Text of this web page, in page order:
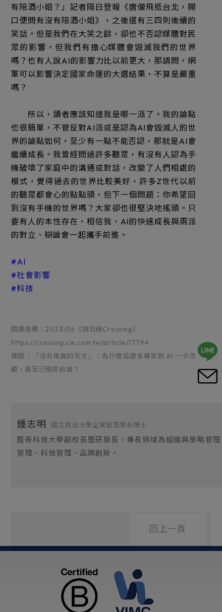
有陪酒小姐？」記者隔日登報《唐僧飛抵台北，開
口便問有沒有陪酒小姐》，之後還有三四則後續的
笑話。但是我們在大笑之餘，卻也不否認媒體對民
眾的影響，但我們有擔心媒體會毀滅我們的世界
嗎？也有人說AI的影響力比以前更大，那請問，網
軍可以影響決定國家命運的大選結果，不算是嚴重
嗎？
所以，讀者應該知道我是哪一派了。我的論點
也很簡單，不管反對AI派或是認為AI會毀滅人的世
界的論點如何，至少有一點不能否認，那就是AI會
繼續成長。我曾經問過許多聽眾，有沒有人認為手
機破壞了家庭中的溝通或對話，改變了人們相處的
模式，覺得過去的世界比較美好，許多Z世代以前
的聽眾都會心的點點頭，但下一個問題：你希望回
到沒有手機的世界嗎？大家卻也很堅決地搖頭。只
要有人的本性存在，相信我，AI的快速成長與兩派
的對立、辯論會一起攜手前進。
#AI
#社會影響
#科技
閱讀推薦：2023/06《換日線Crossing》
https://crossing.cw.com.tw/article/17794
標題：「沒有常識的天才」：為什麼這麼多專家對 AI 一夕改
觀，甚至已預見毀滅？
鍾志明 國立政治大學企業管理學系博士
醒吾科技大學副校長暨研發長，專長領域為組織與策略管
管理、科技管理、品牌創新 。
回上一頁